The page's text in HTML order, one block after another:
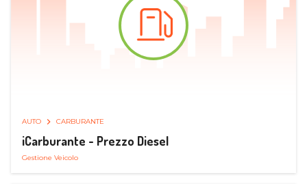
AUTO CARBURANTE
iCarburante - Prezzo Diesel
Gestione Veicolo